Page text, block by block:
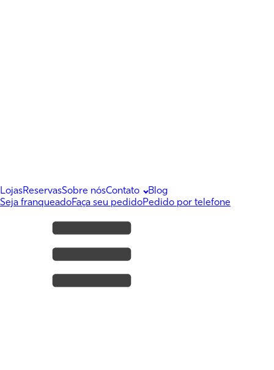
LojasReservasSobre nósContato
Blog
Seja franqueadoFaça seu pedidoPedido por telefone